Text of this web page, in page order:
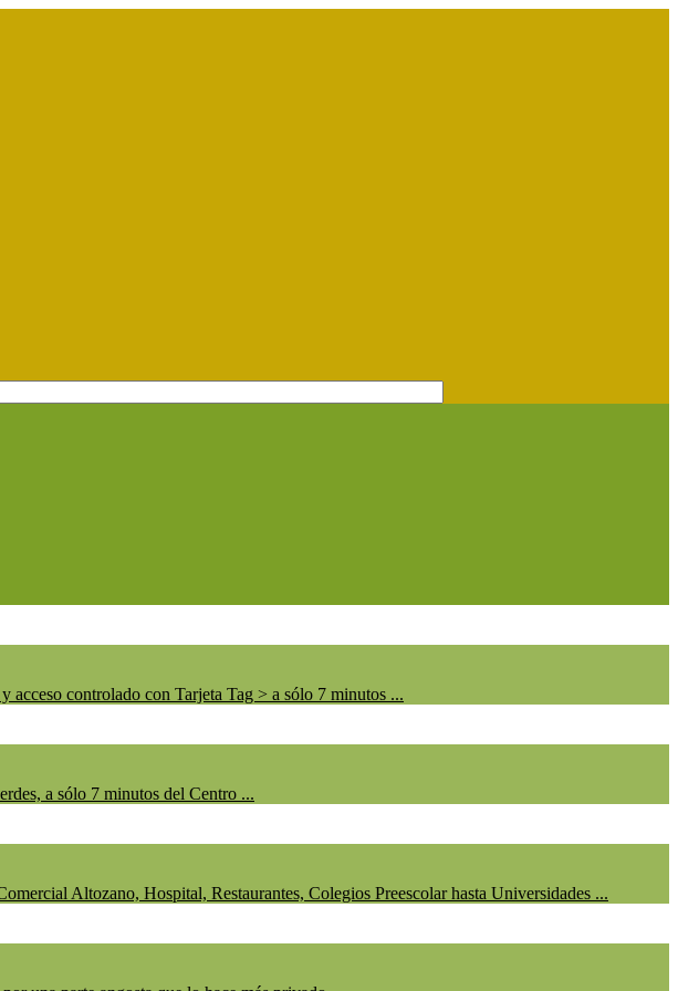
controlado con Tarjeta Tag > a sólo 7 minutos ...
a sólo 7 minutos del Centro ...
Altozano, Hospital, Restaurantes, Colegios Preescolar hasta Universidades ...